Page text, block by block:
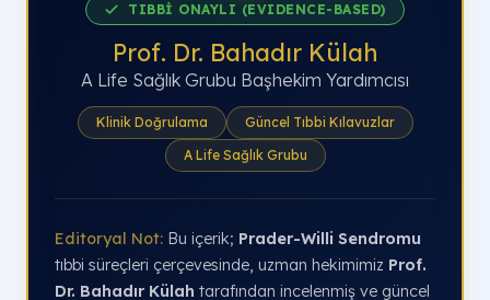
TIBBİ ONAYLI (EVIDENCE-BASED)
Prof. Dr. Bahadır Külah
A Life Sağlık Grubu Başhekim Yardımcısı
Klinik Doğrulama
Güncel Tıbbi Kılavuzlar
A Life Sağlık Grubu
Editoryal Not: Bu içerik; Prader-Willi Sendromu
tıbbi süreçleri çerçevesinde, uzman hekimimiz Prof.
Dr. Bahadır Külah tarafından incelenmiş ve güncel